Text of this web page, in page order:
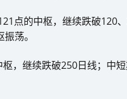
点的中枢，继续跌破120
荡。
，继续跌破250日线；中